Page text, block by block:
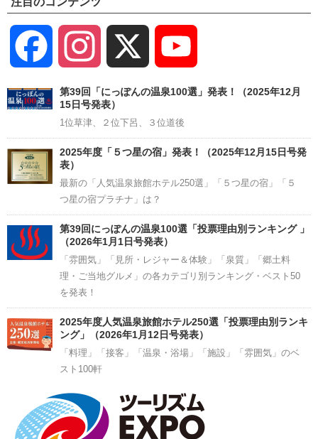
Facebook Instagram
Channel
第39回「にっぽんの温泉100選」発表！（2025年12月
15日号発表）
1位草津、２位下呂、３位道後
2025年度「５つ星の宿」発表！（2025年12月15日号発
表）
最新の「人気温泉旅館ホテル250選」「５つ星の宿」「５
つ星の宿プラチナ」は？
第39回にっぽんの温泉100選「投票理由別ランキング 」
（2026年1月1日号発表）
「雰囲気」「見所・レジャー＆体験」「泉質」「郷土料
理・ご当地グルメ」の各カテゴリ別ランキング・ベスト50
を発表！
2025年度人気温泉旅館ホテル250選「投票理由別ランキ
ング」（2026年1月12日号発表）
「料理」「接客」「温泉・浴場」「施設」「雰囲気」のベ
スト100軒